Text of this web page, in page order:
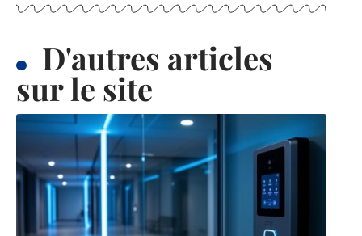
D'autres articles
sur le site